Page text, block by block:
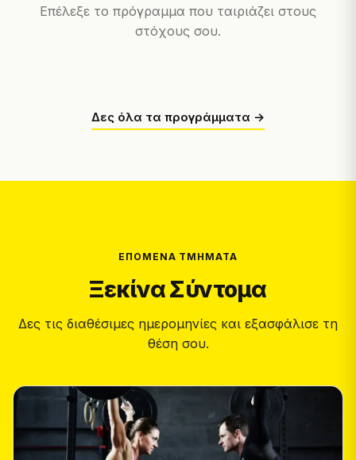
Επέλεξε το πρόγραμμα που ταιριάζει στους
στόχους σου.
Δες όλα τα προγράμματα →
ΕΠΌΜΕΝΑ ΤΜΉΜΑΤΑ
Ξεκίνα Σύντομα
Δες τις διαθέσιμες ημερομηνίες και εξασφάλισε τη
θέση σου.